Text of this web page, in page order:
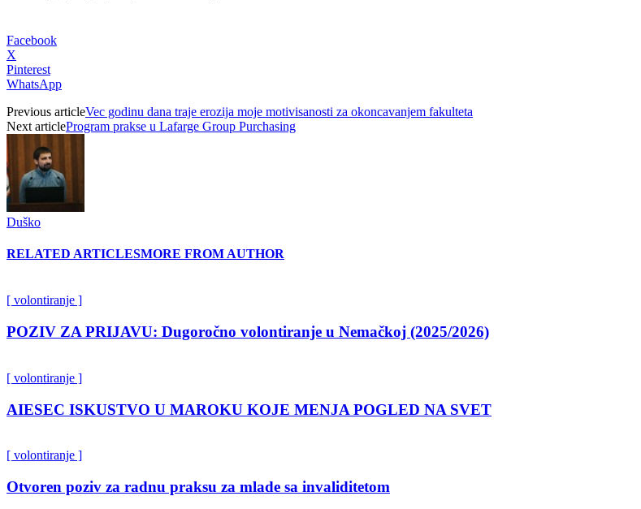
Facebook
X
Pinterest
WhatsApp
Previous articleVec godinu dana traje erozija moje motivisanosti za okoncavanjem fakulteta
Next articleProgram prakse u Lafarge Group Purchasing
Duško
RELATED ARTICLESMORE FROM AUTHOR
[ volontiranje ]
POZIV ZA PRIJAVU: Dugoročno volontiranje u Nemačkoj (2025/2026)
[ volontiranje ]
AIESEC ISKUSTVO U MAROKU KOJE MENJA POGLED NA SVET
[ volontiranje ]
Otvoren poziv za radnu praksu za mlade sa invaliditetom